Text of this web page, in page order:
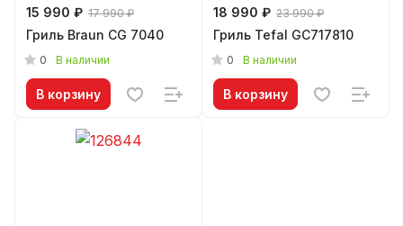
15 990 ₽ 17 990 ₽
Гриль Braun CG 7040
0 В наличии
В корзину
18 990 ₽ 23 990 ₽
Гриль Tefal GC717810
0 В наличии
В корзину